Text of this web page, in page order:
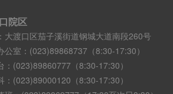
院区
大渡口区茄子溪街道钢城大道南段260号
公室：(023)89868737（8:30-17:30）
：(023)89860777（8:30-17:30）
：(023)89000120（8:30-17:30）